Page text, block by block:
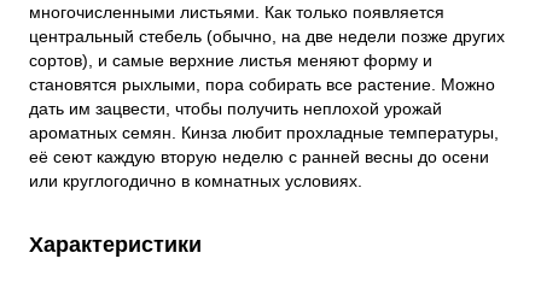
многочисленными листьями. Как только появляется
центральный стебель (обычно, на две недели позже других
сортов), и самые верхние листья меняют форму и
становятся рыхлыми, пора собирать все растение. Можно
дать им зацвести, чтобы получить неплохой урожай
ароматных семян. Кинза любит прохладные температуры,
её сеют каждую вторую неделю с ранней весны до осени
или круглогодично в комнатных условиях.
Характеристики